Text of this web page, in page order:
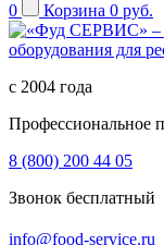
0 Корзина 0 руб.
с 2004 года
Профессиональное
8 (800) 200 44 05
Звонок бесплатный
info@food-service.ru